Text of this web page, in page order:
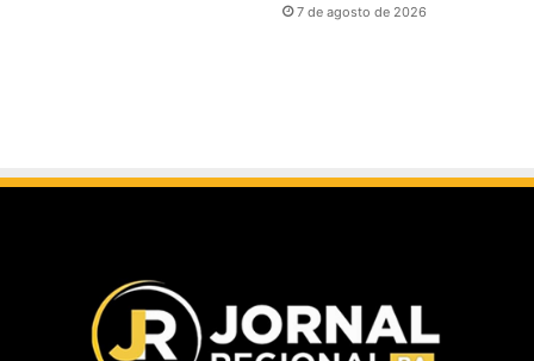
7 de agosto de 2026